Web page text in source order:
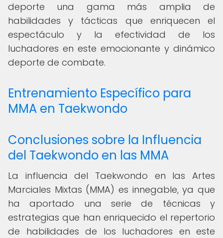
deporte una gama más amplia de
habilidades y tácticas que enriquecen el
espectáculo y la efectividad de los
luchadores en este emocionante y dinámico
deporte de combate.
Entrenamiento Específico para
MMA en Taekwondo
Conclusiones sobre la Influencia
del Taekwondo en las MMA
La influencia del Taekwondo en las Artes
Marciales Mixtas (MMA) es innegable, ya que
ha aportado una serie de técnicas y
estrategias que han enriquecido el repertorio
de habilidades de los luchadores en este